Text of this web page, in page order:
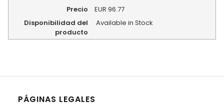
Precio
EUR 96.77
Disponibilidad del
producto
Available in Stock
PÁGINAS LEGALES